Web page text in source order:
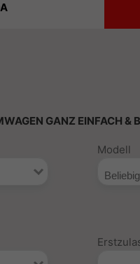
GANZ EINFACH &
Modell